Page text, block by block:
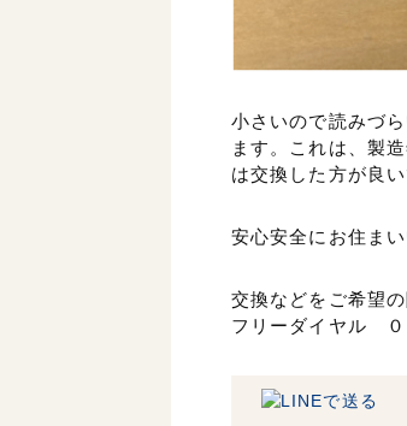
小さいので読みづ
ます。これは、製
は交換した方が良い
安心安全にお住ま
交換などをご希望
フリーダイヤル ０